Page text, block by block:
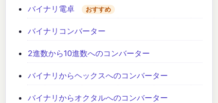
バイナリ電卓 おすすめ
バイナリコンバーター
2進数から10進数へのコンバーター
バイナリからヘックスへのコンバーター
バイナリからオクタルへのコンバーター